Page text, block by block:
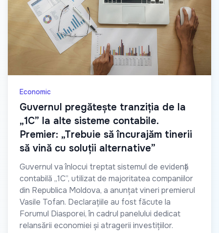
Economic
Guvernul pregătește tranziția de la
„1C” la alte sisteme contabile.
Premier: „Trebuie să încurajăm tinerii
să vină cu soluții alternative”
Guvernul va înlocui treptat sistemul de evidență
contabilă „1C”, utilizat de majoritatea companiilor
din Republica Moldova, a anunțat vineri premierul
Vasile Tofan. Declarațiile au fost făcute la
Forumul Diasporei, în cadrul panelului dedicat
relansării economiei și atragerii investițiilor.